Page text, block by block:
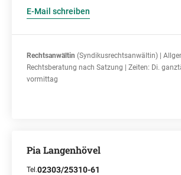
E-Mail schreiben
Rechtsanwältin (Syndikusrechtsanwältin) |
Rechtsberatung nach Satzung | Zeiten: Di.
vormittag
Pia Langenhövel
Tel.02303/25310-61